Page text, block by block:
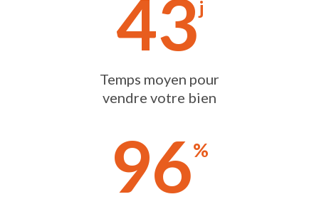
43j
Temps moyen pour
vendre votre bien
96%